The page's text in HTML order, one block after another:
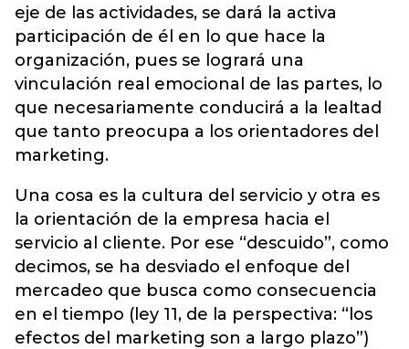
eje de las actividades, se dará la activa
participación de él en lo que hace la
organización, pues se logrará una
vinculación real emocional de las partes, lo
que necesariamente conducirá a la lealtad
que tanto preocupa a los orientadores del
marketing.
Una cosa es la cultura del servicio y otra es
la orientación de la empresa hacia el
servicio al cliente. Por ese “descuido”, como
decimos, se ha desviado el enfoque del
mercadeo que busca como consecuencia
en el tiempo (ley 11, de la perspectiva: “los
efectos del marketing son a largo plazo”)